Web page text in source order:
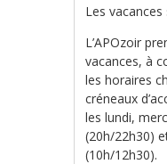
Les vacances
L’APOzoir
vacances, à
les horaires
créneaux
les lundi,
(20h/22h30)
(10h/12h30).